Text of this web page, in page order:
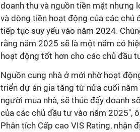
doanh thu và nguồn tiền mặt nhưng
và dòng tiền hoạt động của các chủ
tiếp tục suy yếu vào năm 2024.
rằng năm 2025 sẽ là một năm có
hoạt động tốt hơn cho các chủ đầu
Nguồn cung nhà ở mới nhờ hoạt
triển dự án gia tăng từ nửa cuối
người mua nhà, sẽ thúc đẩy doanh
của các chủ đầu tư vào năm 2025",
Phân tích Cấp cao VIS Rating, nhận